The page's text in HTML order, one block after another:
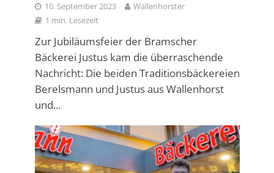
10. September 2023
Wallenhorster
1 min. Lesezeit
Zur Jubiläumsfeier der Bramscher
Bäckerei Justus kam die überraschende
Nachricht: Die beiden Traditionsbäckereien
Berelsmann und Justus aus Wallenhorst
und...